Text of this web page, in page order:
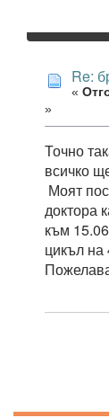
Re:
«
»
Точно
всичко
Моят
доктора
към
цикъл на